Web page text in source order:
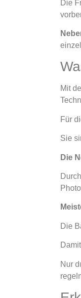
Die
Mit
Für
Sie
Die
Die
Nur